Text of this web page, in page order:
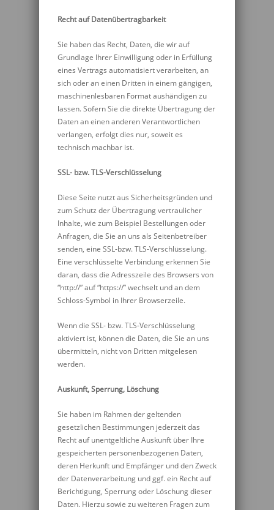
Recht auf Datenübertragbarkeit
Sie haben das Recht, Daten, die wir auf
Grundlage Ihrer Einwilligung oder in Erfüllung
eines Vertrags automatisiert verarbeiten, an
sich oder an einen Dritten in einem gängigen,
maschinenlesbaren Format aushändigen zu
lassen. Sofern Sie die direkte Übertragung der
Daten an einen anderen Verantwortlichen
verlangen, erfolgt dies nur, soweit es
technisch machbar ist.
SSL- bzw. TLS-Verschlüsselung
Diese Seite nutzt aus Sicherheitsgründen und
zum Schutz der Übertragung vertraulicher
Inhalte, wie zum Beispiel Bestellungen oder
Anfragen, die Sie an uns als Seitenbetreiber
senden, eine SSL-bzw. TLS-Verschlüsselung.
Eine verschlüsselte Verbindung erkennen Sie
daran, dass die Adresszeile des Browsers von
“http://” auf “https://” wechselt und an dem
Schloss-Symbol in Ihrer Browserzeile.
Wenn die SSL- bzw. TLS-Verschlüsselung
aktiviert ist, können die Daten, die Sie an uns
übermitteln, nicht von Dritten mitgelesen
werden.
Auskunft, Sperrung, Löschung
Sie haben im Rahmen der geltenden
gesetzlichen Bestimmungen jederzeit das
Recht auf unentgeltliche Auskunft über Ihre
gespeicherten personenbezogenen Daten,
deren Herkunft und Empfänger und den Zweck
der Datenverarbeitung und ggf. ein Recht auf
Berichtigung, Sperrung oder Löschung dieser
Daten. Hierzu sowie zu weiteren Fragen zum